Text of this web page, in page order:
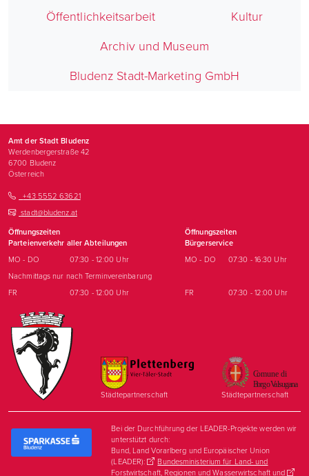
Öffentlichkeitsarbeit
Kultur
Archiv und Museum
Bludenz Stadt-Marketing GmbH
Amt der Stadt Bludenz
Werdenbergerstraße 42
6700 Bludenz
Österreich
+43 5552 63621
stadt@bludenz.at
Öffnungszeiten
Parteienverkehr aller Abteilungen
Öffnungszeiten
Bürgerservice
MO - DO
07:30 - 12:00 Uhr MO - DO
07:30 - 16:30 Uhr
Nachmittags nur nach Terminvereinbarung
FR
07:30 - 12:00 Uhr FR 07:30 - 12:00 Uhr
Städtepartnerschaft Städtepartnerschaft
Bei der Durchführung der LEADER-Projekte werden wir
unterstützt durch:
Bund, Land Vorarlberg und Europäischer Union
(LEADER):
Bundesministerium für Land- und
Forstwirtschaft, Regionen und Wasserwirtschaftund